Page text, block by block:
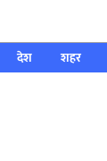
देश शहर